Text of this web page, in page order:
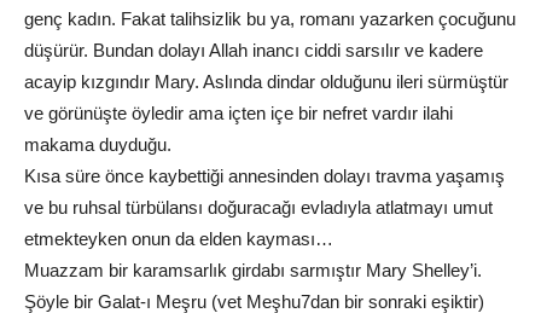
genç kadın. Fakat talihsizlik bu ya, romanı yazarken çocuğunu
düşürür. Bundan dolayı Allah inancı ciddi sarsılır ve kadere
acayip kızgındır Mary. Aslında dindar olduğunu ileri sürmüştür
ve görünüşte öyledir ama içten içe bir nefret vardır ilahi
makama duyduğu.
Kısa süre önce kaybettiği annesinden dolayı travma yaşamış
ve bu ruhsal türbülansı doğuracağı evladıyla atlatmayı umut
etmekteyken onun da elden kayması…
Muazzam bir karamsarlık girdabı sarmıştır Mary Shelley’i.
Şöyle bir Galat-ı Meşru (vet Meşhu7dan bir sonraki eşiktir)